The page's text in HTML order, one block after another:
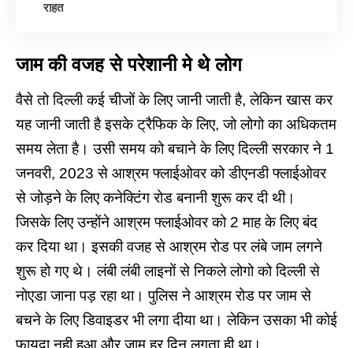
राहत
जाम की वजह से परेशानी मे थे लोग
वैसे तो दिल्ली कई चीजों के लिए जानी जाती है, लेकिन खास कर
यह जानी जाती है इसके ट्रैफिक के लिए, जो लोगो का अधिकतम
समय लेता है। उसी समय को बचाने के लिए दिल्ली सरकार ने 1
जनवरी, 2023 से आश्रम फ्लाईओवर को डीएनडी फ्लाईओवर
से जोड़ने के लिए कनेक्टिंग रोड बनानी शुरू कर दी थी।
जिसके लिए उन्होंने आश्रम फ्लाईओवर को 2 माह के लिए बंद
कर दिया था। इसकी वजह से आश्रम रोड पर लंबे जाम लगने
शुरू हो गए थे। लंबी लंबी लाइनों से निकले लोगो को दिल्ली से
नोएडा जाना पड़ रहा था। पुलिस ने आश्रम रोड पर जाम से
बचने के लिए डिवाइडर भी लगा दीया था। लेकिन उसका भी कोई